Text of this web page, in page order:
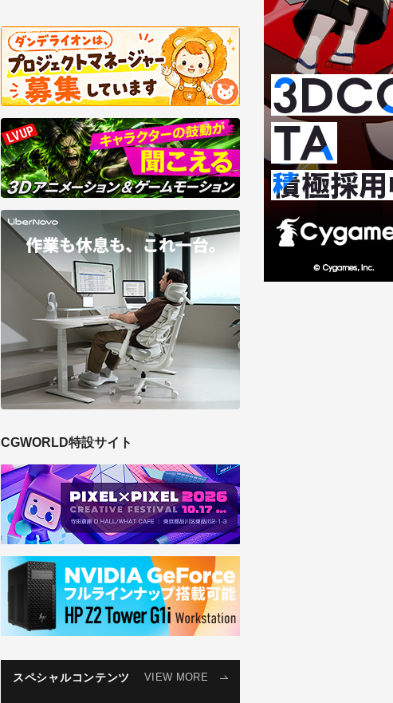
2026/08/07
LIVEはどう生まれる？――東映ツークン研
究所の制作基盤
2026/08/06
Foundry、Nuke向けAIロト
ン「SmartRoto」を提供
大4倍高速化
CGWORLD特設サイト
スペシャルコンテンツ VIEW MORE